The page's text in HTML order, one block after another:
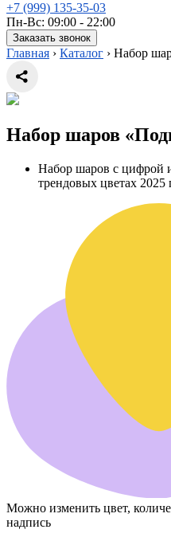
+7 (999) 135-35-03
Пн-Вс: 09:00 - 22:00
Заказать звонок
Главная › Каталог › Набор
Набор шаров
Набор шаров с цифрой
трендовых цветах 2025
Можно изменить цвет,
надпись